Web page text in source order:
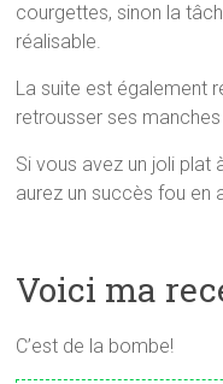
courgettes, sinon la
réalisable.
La suite est également
retrousser ses
Si vous avez un joli plat
aurez un succès fou en
Voici ma
C’est de la bombe!